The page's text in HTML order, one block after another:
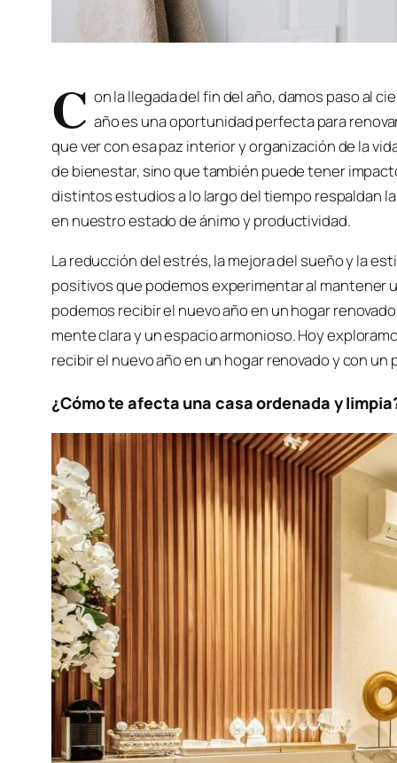
C on la llegada del fin del año, damos paso al
año es una oportunidad perfecta para
que ver con esa paz interior y organización de la
de bienestar, sino que también puede tener
distintos estudios a lo largo del tiempo respaldan
en nuestro estado de ánimo y productividad.
La reducción del estrés, la mejora del sueño y la
positivos que podemos experimentar al mantener
podemos recibir el nuevo año en un hogar
mente clara y un espacio armonioso. Hoy
recibir el nuevo año en un hogar renovado y con
¿Cómo te afecta una casa ordenada y